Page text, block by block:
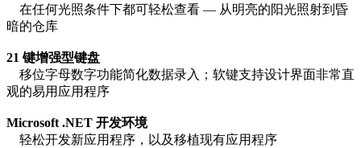
在任何光照条件下都可轻松查看 — 从明亮的阳光照射到昏
暗的仓库
21 键增强型键盘
移位字母数字功能简化数据录入；软键支持设计界面非常直
观的易用应用程序
Microsoft .NET 开发环境
轻松开发新应用程序，以及移植现有应用程序